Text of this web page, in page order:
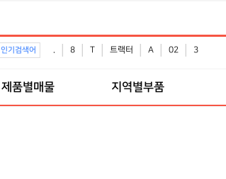
인기검색어 . 8 T 트랙터 A 02 3
제품별매물 지역별부품